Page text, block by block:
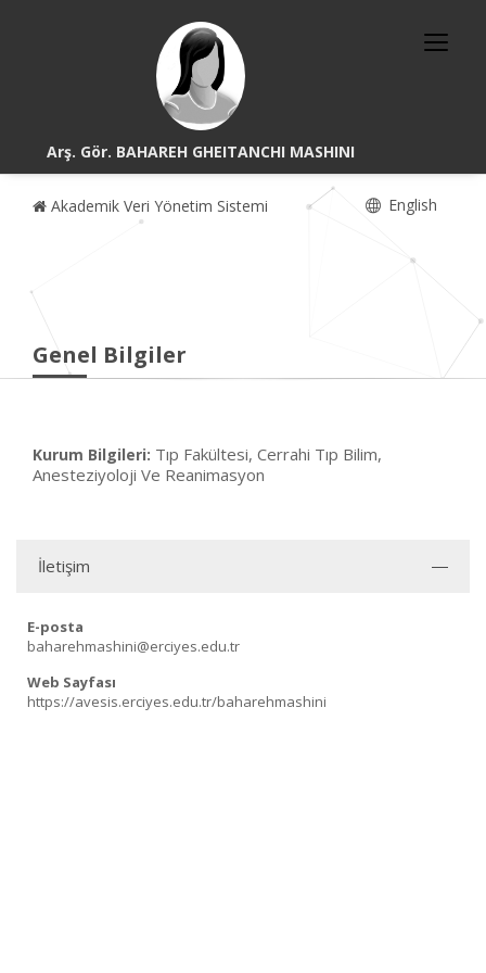
Arş. Gör. BAHAREH GHEITANCHI MASHINI
Akademik Veri Yönetim Sistemi English
Genel Bilgiler
Kurum Bilgileri: Tıp Fakültesi, Cerrahi Tıp Bilim,
Anesteziyoloji Ve Reanimasyon
İletişim
E-posta
baharehmashini@erciyes.edu.tr
Web Sayfası
https://avesis.erciyes.edu.tr/baharehmashini